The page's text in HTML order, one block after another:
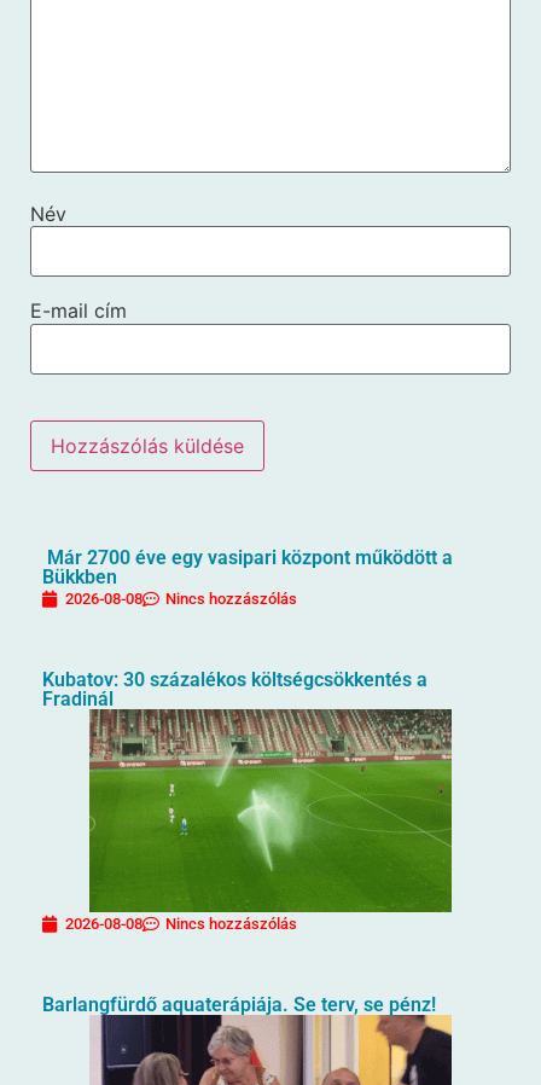
Név
E-mail cím
Már 2700 éve egy vasipari központ működött a
Bükkben
2026-08-08 Nincs hozzászólás
Kubatov: 30 százalékos költségcsökkentés a
Fradinál
2026-08-08 Nincs hozzászólás
Barlangfürdő aquaterápiája. Se terv, se pénz!